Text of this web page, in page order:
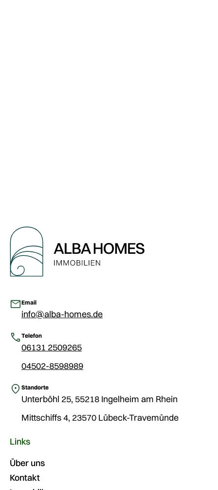
Email
info@alba-homes.de
Telefon
06131 2509265
04502-8598989
Standorte
Unterböhl 25, 55218 Ingelheim am Rhein
Mittschiffs 4, 23570 Lübeck-Travemünde
Links
Über uns
Kontakt